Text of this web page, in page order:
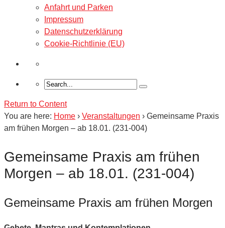
Anfahrt und Parken
Impressum
Datenschutzerklärung
Cookie-Richtlinie (EU)
Return to Content
You are here: Home › Veranstaltungen › Gemeinsame Praxis
am frühen Morgen – ab 18.01. (231-004)
Gemeinsame Praxis am frühen
Morgen – ab 18.01. (231-004)
Gemeinsame Praxis am frühen Morgen